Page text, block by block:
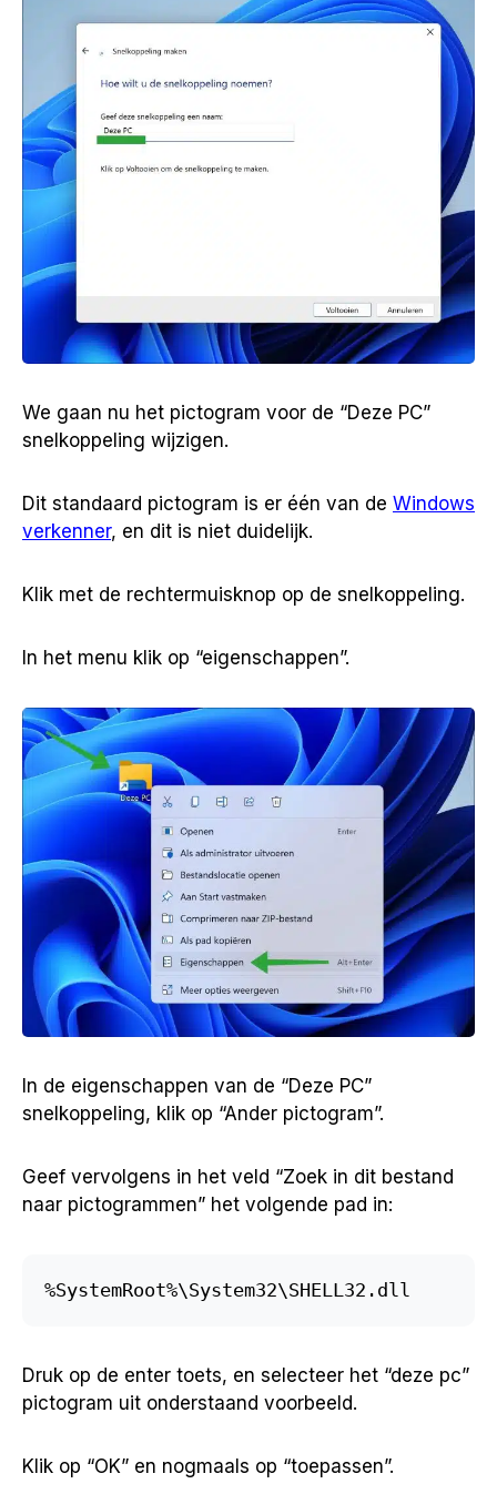
We gaan nu het pictogram voor de “Deze PC”
snelkoppeling wijzigen.
Dit standaard pictogram is er één van de Windows
verkenner, en dit is niet duidelijk.
Klik met de rechtermuisknop op de snelkoppeling.
In het menu klik op “eigenschappen”.
In de eigenschappen van de “Deze PC”
snelkoppeling, klik op “Ander pictogram”.
Geef vervolgens in het veld “Zoek in dit bestand
naar pictogrammen” het volgende pad in:
%SystemRoot%\System32\SHELL32.dll
Druk op de enter toets, en selecteer het “deze pc”
pictogram uit onderstaand voorbeeld.
Klik op “OK” en nogmaals op “toepassen”.